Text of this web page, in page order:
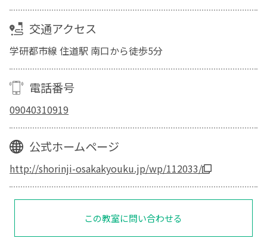
交通アクセス
学研都市線 住道駅 南口から徒歩5分
電話番号
09040310919
公式ホームページ
http://shorinji-osakakyouku.jp/wp/112033/
この教室に問い合わせる